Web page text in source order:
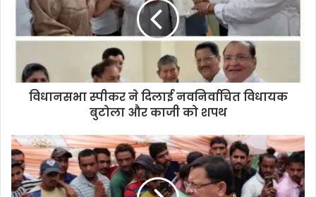
s
s
विधानसभा स्पीकर ने दिलाई नवनिर्वाचित विधायक
बुटोला और काजी को शपथ